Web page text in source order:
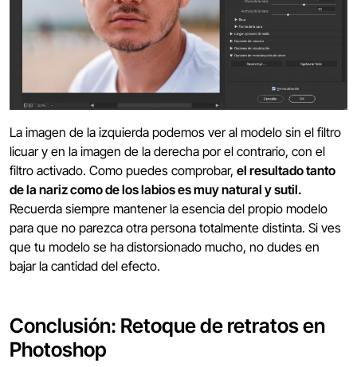
La imagen de la izquierda podemos ver al modelo sin el filtro
licuar y en la imagen de la derecha por el contrario, con el
filtro activado. Como puedes comprobar, el resultado tanto
de la nariz como de los labios es muy natural y sutil.
Recuerda siempre mantener la esencia del propio modelo
para que no parezca otra persona totalmente distinta. Si ves
que tu modelo se ha distorsionado mucho, no dudes en
bajar la cantidad del efecto.
Conclusión: Retoque de retratos en
Photoshop